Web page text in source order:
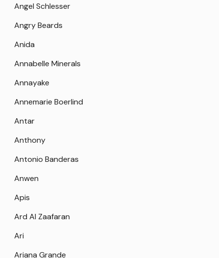
Angel Schlesser
Angry Beards
Anida
Annabelle Minerals
Annayake
Annemarie Boerlind
Antar
Anthony
Antonio Banderas
Anwen
Apis
Ard Al Zaafaran
Ari
Ariana Grande